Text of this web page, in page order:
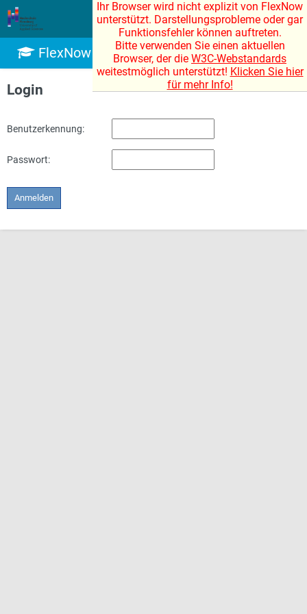
Ihr Browser wird nicht explizit von FlexNow
unterstützt. Darstellungsprobleme oder gar
Funktionsfehler können auftreten.
Bitte verwenden Sie einen aktuellen
Browser, der die W3C-Webstandards
weitestmöglich unterstützt! Klicken Sie hier
für mehr Info!
| | |
FlexNow 2
Login
Benutzerkennung:
Passwort:
Anmelden